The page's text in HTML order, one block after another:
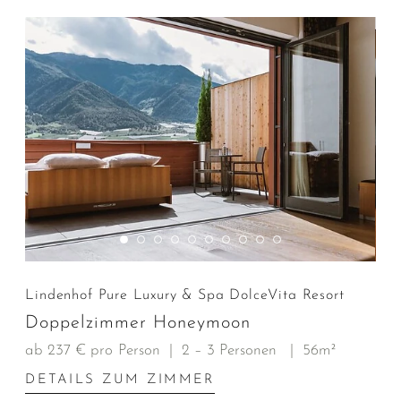
Lindenhof Pure Luxury & Spa DolceVita Resort
Doppelzimmer Honeymoon
ab 237 € pro Person 2 – 3 Personen 56m²
DETAILS ZUM ZIMMER